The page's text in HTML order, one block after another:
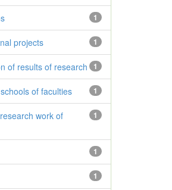
1
1
projects
1
of results of research
1
of faculties
1
work of
1
1